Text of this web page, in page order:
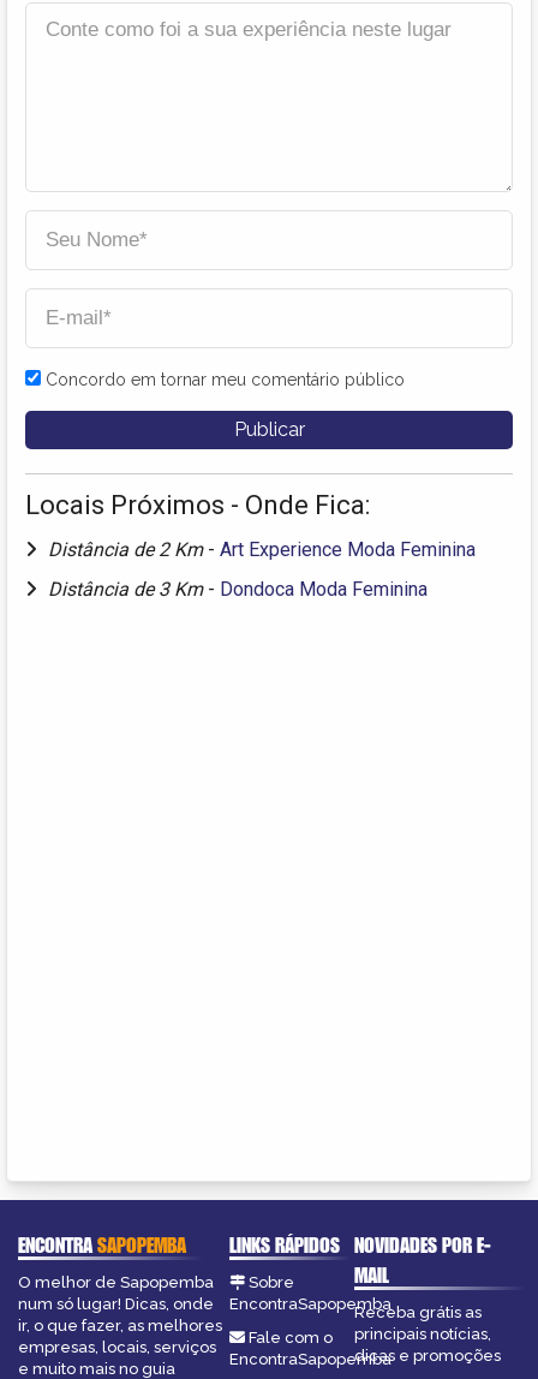
Concordo em tornar meu comentário público
Locais Próximos - Onde Fica:
Distância de 2 Km - Art Experience Moda Feminina
Distância de 3 Km - Dondoca Moda Feminina
ENCONTRASAPOPEMBA
O melhor de Sapopemba
num só lugar! Dicas, onde
ir, o que fazer, as melhores
empresas, locais, serviços
e muito mais no guia
LINKS RÁPIDOS
Sobre
EncontraSapopemba
Fale com o
EncontraSapopemba
NOVIDADES POR E-
MAIL
Receba grátis as
principais notícias,
dicas e promoções